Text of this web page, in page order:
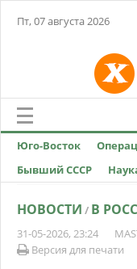
Пт, 07 августа 2026
Юго-Восток
Бывший СССР
НОВОСТИ / В
31-05-2026, 23:24
Версия для печати